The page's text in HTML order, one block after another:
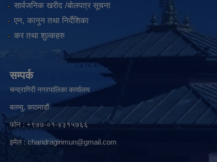
सार्वजनिक खरीद /बोलपत्र सूचना
एन, कानुन तथा निर्देशिका
कर तथा शुल्कहरु
सम्पर्क
चन्द्रागिरी नगरपालिका कार्यालय
बलम्वु, काठमाडौं
फोन : +९७७-०१-४३१५७६६
इमेल :chandragirimun@gmail.com